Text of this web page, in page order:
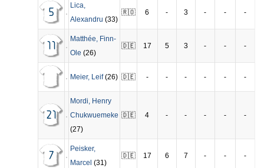
5
Lica,
Alexandru (33)
🇷🇴 6 - 3 - - -
11
Matthée, Finn-
Ole (26)
🇩🇪 17 5 3 - - -
Meier, Leif (26) 🇩🇪 - - - - - -
21
Mordi, Henry
Chukwuemeke
(27)
🇩🇪 4 - - - - -
7
Peisker,
Marcel (31)
🇩🇪 17 6 7 - - -